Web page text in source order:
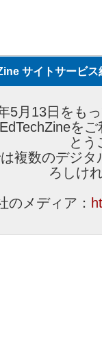
サイトサービス
5月13日をも
を
とう
複数のデジ
ろしけ
のメディア：